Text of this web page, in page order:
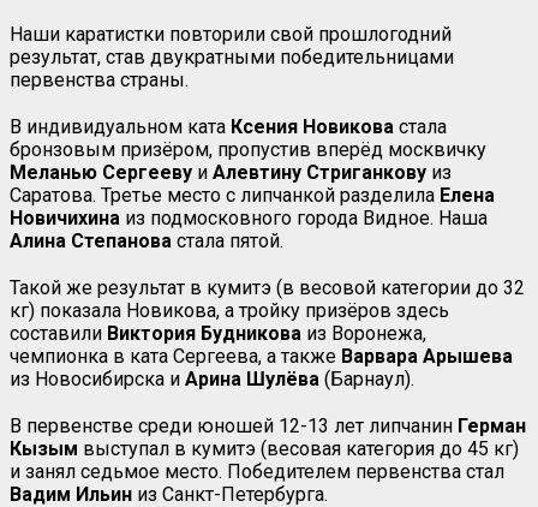
Наши каратистки повторили свой прошлогодний
результат, став двукратными победительницами
первенства страны.
В индивидуальном ката Ксения Новикова стала
бронзовым призёром, пропустив вперёд москвичку
Меланью Сергееву и Алевтину Стриганкову из
Саратова. Третье место с липчанкой разделила Елена
Новичихина из подмосковного города Видное. Наша
Алина Степанова стала пятой.
Такой же результат в кумитэ (в весовой категории до 32
кг) показала Новикова, а тройку призёров здесь
составили Виктория Будникова из Воронежа,
чемпионка в ката Сергеева, а также Варвара Арышева
из Новосибирска и Арина Шулёва (Барнаул).
В первенстве среди юношей 12-13 лет липчанин Герман
Кызым выступал в кумитэ (весовая категория до 45 кг)
и занял седьмое место. Победителем первенства стал
Вадим Ильин из Санкт-Петербурга.